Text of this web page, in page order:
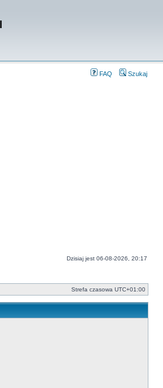
FAQ Szukaj
Dzisiaj jest 06-08-2026, 20:17
Strefa czasowa UTC+01:00